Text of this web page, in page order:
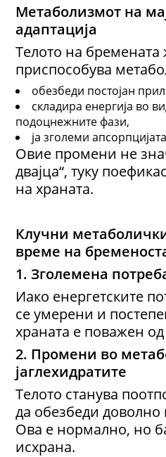
Метаболизмот на
адаптација
Телото на
приспособува
обезбеди постојан
складира енергија во
подоцнежните фази,
ја зголеми
Овие промени не
двајца“, туку
на храната.
Клучни
време на
1. Зголемена
Иако енергетските
се умерени и
храната е поважен
2. Промени во
јаглехидратите
Телото станува
да обезбеди доволно
Ова е нормално, но
исхрана.